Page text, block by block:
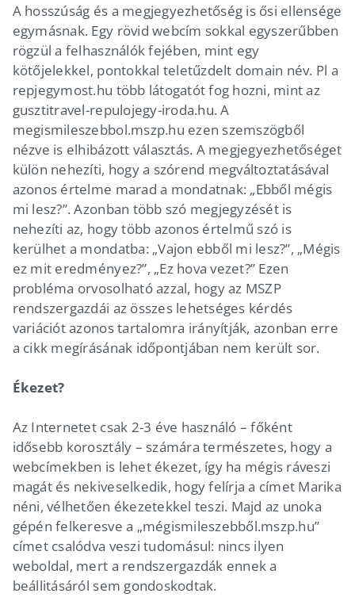
A hosszúság és a megjegyezhetőség is ősi ellensége
egymásnak. Egy rövid webcím sokkal egyszerűbben
rögzül a felhasználók fejében, mint egy
kötőjelekkel, pontokkal teletűzdelt domain név. Pl a
repjegymost.hu több látogatót fog hozni, mint az
gusztitravel-repulojegy-iroda.hu. A
megismileszebbol.mszp.hu ezen szemszögből
nézve is elhibázott választás. A megjegyezhetőséget
külön nehezíti, hogy a szórend megváltoztatásával
azonos értelme marad a mondatnak: „Ebből mégis
mi lesz?”. Azonban több szó megjegyzését is
nehezíti az, hogy több azonos értelmű szó is
kerülhet a mondatba: „Vajon ebből mi lesz?”, „Mégis
ez mit eredményez?”, „Ez hova vezet?” Ezen
probléma orvosolható azzal, hogy az MSZP
rendszergazdái az összes lehetséges kérdés
variációt azonos tartalomra irányítják, azonban erre
a cikk megírásának időpontjában nem került sor.
Ékezet?
Az Internetet csak 2-3 éve használó – főként
idősebb korosztály – számára természetes, hogy a
webcímekben is lehet ékezet, így ha mégis ráveszi
magát és nekiveselkedik, hogy felírja a címet Marika
néni, vélhetően ékezetekkel teszi. Majd az unoka
gépén felkeresve a „mégismileszebből.mszp.hu”
címet csalódva veszi tudomásul: nincs ilyen
weboldal, mert a rendszergazdák ennek a
beállitásáról sem gondoskodtak.